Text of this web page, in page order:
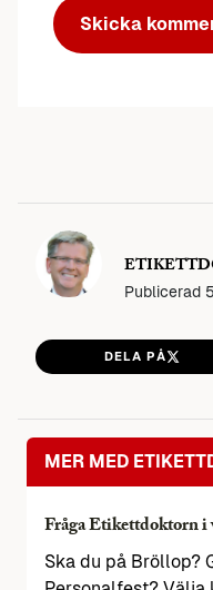
Publicerad
DELA PÅ
MER MED
Fråga Etikettdoktorn i
Ska du på Bröllop?